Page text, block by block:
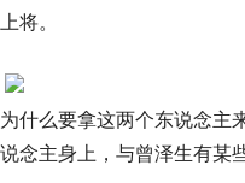
上将。
为什么要拿这两个东说念主
说念主身上，与曾泽生有某